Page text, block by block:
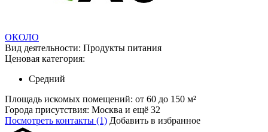
ОКОЛО
Вид деятельности: Продукты питания
Ценовая категория:
Средний
Площадь искомых помещений: от 60 до 150 м²
Города присутствия: Москва и ещё 32
Посмотреть контакты (1) Добавить в избранное